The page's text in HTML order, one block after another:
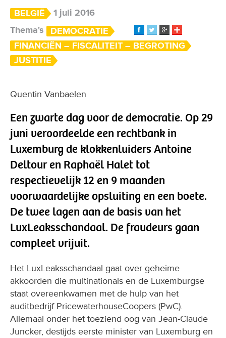
BELGIË
1 juli 2016
Thema's
DEMOCRATIE
FINANCIËN – FISCALITEIT – BEGROTING
JUSTITIE
Quentin Vanbaelen
Een zwarte dag voor de democratie. Op 29
juni veroordeelde een rechtbank in
Luxemburg de klokkenluiders Antoine
Deltour en Raphaël Halet tot
respectievelijk 12 en 9 maanden
voorwaardelijke opsluiting en een boete.
De twee lagen aan de basis van het
LuxLeaksschandaal. De fraudeurs gaan
compleet vrijuit.
Het LuxLeaksschandaal gaat over geheime
akkoorden die multinationals en de Luxemburgse
staat overeenkwamen met de hulp van het
auditbedrijf PricewaterhouseCoopers (PwC).
Allemaal onder het toeziend oog van Jean-Claude
Juncker, destijds eerste minister van Luxemburg en